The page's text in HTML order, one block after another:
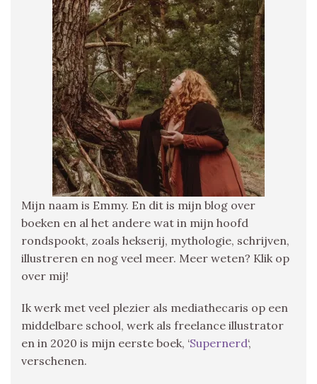
Mijn naam is Emmy. En dit is mijn blog over
boeken en al het andere wat in mijn hoofd
rondspookt, zoals hekserij, mythologie, schrijven,
illustreren en nog veel meer. Meer weten? Klik op
over mij!
Ik werk met veel plezier als mediathecaris op een
middelbare school, werk als freelance illustrator
en in 2020 is mijn eerste boek, ‘Supernerd‘,
verschenen.